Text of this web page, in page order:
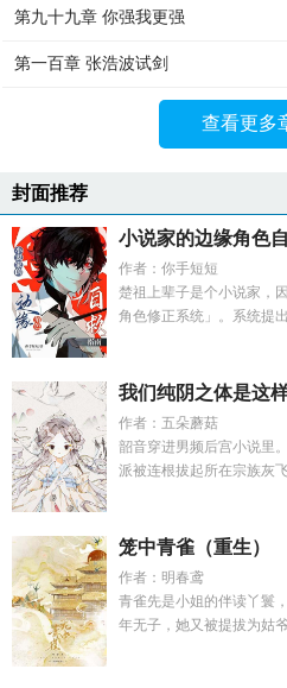
第九十九章 你强我更强
第一百章 张浩波试剑
查看更多
封面推荐
小说家的边缘角色
作者：你手短短
楚祖上辈子是个小说家，
角色修正系统」。系统提
我们纯阴之体是这
作者：五朵蘑菇
韶音穿进男频后宫小说里
派被连根拔起所在宗族灰
笼中青雀（重生）
作者：明春鸢
青雀先是小姐的伴读丫鬟
年无子，她又被提拔为姑